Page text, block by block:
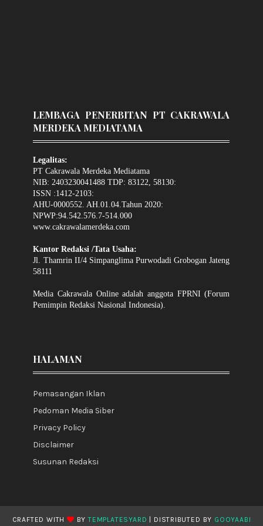
LEMBAGA PENERBITAN PT CAKRAWALA
MERDEKA MEDIATAMA
Legalitas:
PT Cakrawala Merdeka Mediatama
NIB: 2403230041488 TDP: 83122, 58130:
ISSN :1412-2103:
AHU-0000552. AH.01.04.Tahun 2020:
NPWP:94.542.576.7-514.000
www.cakrawalamerdeka.com
Kantor Redaksi /Tata Usaha:
Jl. Thamrin II/4 Simpanglima Purwodadi Grobogan Jateng
58111
Media Cakrawala Online adalah anggota FPRNI (Forum
Pemimpin Redaksi Nasional Indonesia).
HALAMAN
Pemasangan Iklan
Pedoman Media Siber
Privacy Policy
Disclaimer
Susunan Redaksi
CRAFTED WITH BYTEMPLATESYARD | DISTRIBUTED BY GOOYAABI